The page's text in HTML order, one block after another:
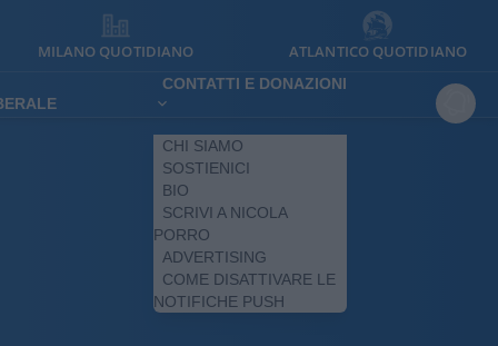
MILANO QUOTIDIANO ATLANTICO QUOTIDIANO
CONTATTI E DONAZIONI
CHI SIAMO
SOSTIENICI
BIO
SCRIVI A NICOLA
PORRO
ADVERTISING
COME DISATTIVARE LE
NOTIFICHE PUSH